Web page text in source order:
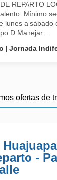
REPARTO
Mínimo
lunes a sábado
D Manejar ...
Jornada
ofertas de
-